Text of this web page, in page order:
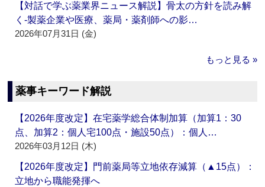
【対話で学ぶ薬業界ニュース解説】骨太の方針を読み解
く‐製薬企業や医療、薬局・薬剤師への影…
2026年07月31日 (金)
もっと見る »
薬事キーワード解説
【2026年度改定】在宅薬学総合体制加算（加算1：30
点、加算2：個人宅100点・施設50点）：個人…
2026年03月12日 (木)
【2026年度改定】門前薬局等立地依存減算（▲15点）：
立地から職能発揮へ